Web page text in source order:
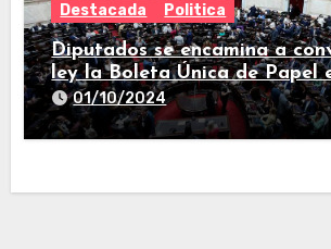
Destacada Politica
Diputados se encamina a
ley la Boleta Única de Papel
larga sesión
01/10/2024